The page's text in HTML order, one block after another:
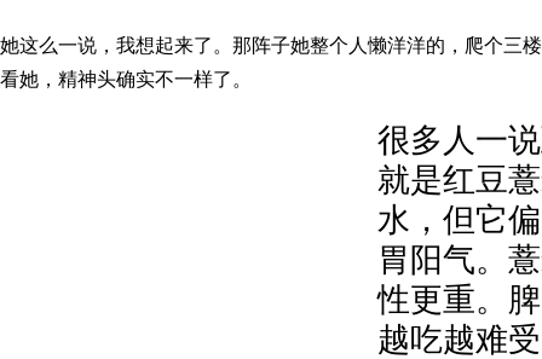
她这么一说，我想起来了。那阵子她整个人懒洋洋的，爬个三
看她，精神头确实不一样了。
很多人一
就是红豆
水，但它
胃阳气。
性更重。
越吃越难